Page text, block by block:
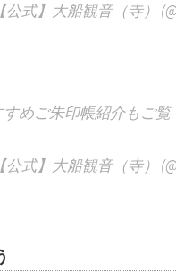
公式】大船観音（寺）
めご朱印帳紹介もご覧
公式】大船観音（寺）